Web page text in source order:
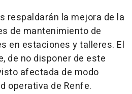
respaldarán la mejora de la
de mantenimiento de
en estaciones y talleres. El
de no disponer de este
afectada de modo
operativa de Renfe.